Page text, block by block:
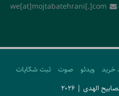
we[at]mojtabatehrani[.]com
خرید ویدئو صوت
ثبت شکایات
الهدی | 2026